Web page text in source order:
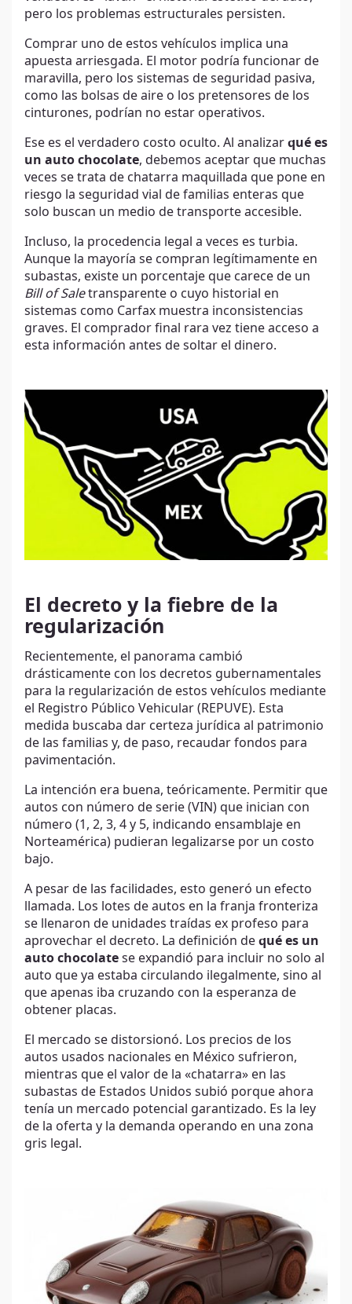
pero los problemas estructurales persisten.
Comprar uno de estos vehículos implica una
apuesta arriesgada. El motor podría funcionar de
maravilla, pero los sistemas de seguridad pasiva,
como las bolsas de aire o los pretensores de los
cinturones, podrían no estar operativos.
Ese es el verdadero costo oculto. Al analizar qué es
un auto chocolate, debemos aceptar que muchas
veces se trata de chatarra maquillada que pone en
riesgo la seguridad vial de familias enteras que
solo buscan un medio de transporte accesible.
Incluso, la procedencia legal a veces es turbia.
Aunque la mayoría se compran legítimamente en
subastas, existe un porcentaje que carece de un
Bill of Saletransparente o cuyo historial en
sistemas como Carfax muestra inconsistencias
graves. El comprador final rara vez tiene acceso a
esta información antes de soltar el dinero.
El decreto y la fiebre de la
regularización
Recientemente, el panorama cambió
drásticamente con los decretos gubernamentales
para la regularización de estos vehículos mediante
el Registro Público Vehicular (REPUVE). Esta
medida buscaba dar certeza jurídica al patrimonio
de las familias y, de paso, recaudar fondos para
pavimentación.
La intención era buena, teóricamente. Permitir que
autos con número de serie (VIN) que inician con
número (1, 2, 3, 4 y 5, indicando ensamblaje en
Norteamérica) pudieran legalizarse por un costo
bajo.
A pesar de las facilidades, esto generó un efecto
llamada. Los lotes de autos en la franja fronteriza
se llenaron de unidades traídas ex profeso para
aprovechar el decreto. La definición de qué es un
auto chocolate se expandió para incluir no solo al
auto que ya estaba circulando ilegalmente, sino al
que apenas iba cruzando con la esperanza de
obtener placas.
El mercado se distorsionó. Los precios de los
autos usados nacionales en México sufrieron,
mientras que el valor de la «chatarra» en las
subastas de Estados Unidos subió porque ahora
tenía un mercado potencial garantizado. Es la ley
de la oferta y la demanda operando en una zona
gris legal.